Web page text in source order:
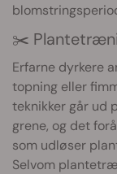
✂️
Erfarne dyrkere
topning eller
teknikker går ud
grene, og det
som udløser
Selvom